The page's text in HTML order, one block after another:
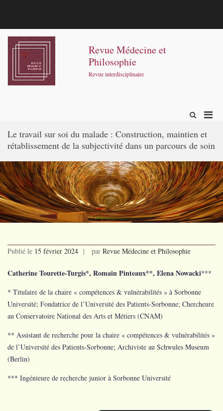
mail
Revue Médecine et
Philosophie
Revue interdisciplinaire
Afficher
formulaire
de
recherche
pour
Le travail sur soi du malade : Construction, maintien et
rétablissement de la subjectivité dans un parcours de soin
Publié le 15 février 2024 par Revue Médecine et Philosophie
Catherine Tourette-Turgis*, Romain Pinteaux**, Elena Nowacki***
* Titulaire de la chaire « compétences & vulnérabilités » à Sorbonne
Université; Fondatrice de l’Université des Patients-Sorbonne; Chercheure
au Conservatoire National des Arts et Métiers (CNAM)
** Assistant de recherche pour la chaire « compétences & vulnérabilités »
de l’Université des Patients-Sorbonne; Archiviste au Schwules Museum
(Berlin)
*** Ingénieure de recherche junior à Sorbonne Université